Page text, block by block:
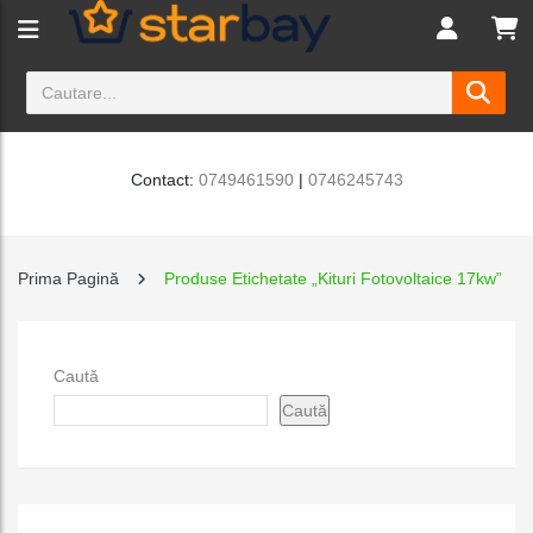
Contact: 0749461590| 0746245743
Prima Pagină Produse Etichetate „Kituri Fotovoltaice 17kw”
Caută
Caută